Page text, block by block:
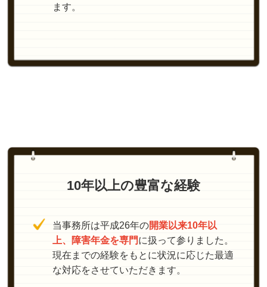
ます。
10年以上の豊富な経験
当事務所は平成26年の開業以来10年以
上、障害年金を専門に扱って参りました。
現在までの経験をもとに状況に応じた最適
な対応をさせていただきます。